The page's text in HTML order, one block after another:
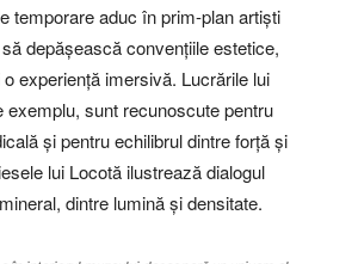
temporare aduc în prim-plan artiști
depășească convențiile estetice,
experiență imersivă. Lucrările lui
sunt recunoscute pentru
și pentru echilibrul dintre forță și
lui Locotă ilustrează dialogul
dintre lumină și densitate.